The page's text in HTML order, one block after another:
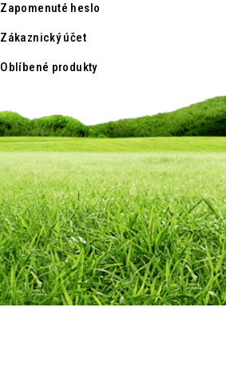
Zapomenuté heslo
Zákaznický účet
Oblíbené produkty